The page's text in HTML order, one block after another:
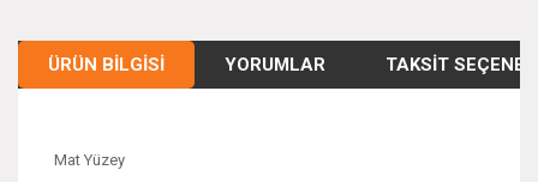
ÜRÜN BILGISI YORUMLAR TAKSIT
Mat Yüzey